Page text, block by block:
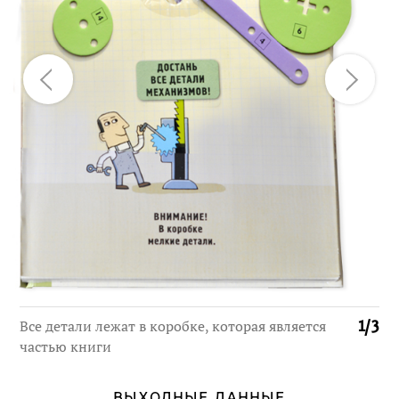
1/3
Все детали лежат в коробке, которая является
частью книги